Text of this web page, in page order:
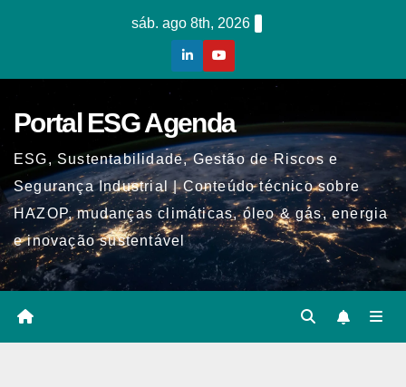
sáb. ago 8th, 2026
Portal ESG Agenda
ESG, Sustentabilidade, Gestão de Riscos e
Segurança Industrial | Conteúdo técnico sobre
HAZOP, mudanças climáticas, óleo & gás, energia
e inovação sustentável